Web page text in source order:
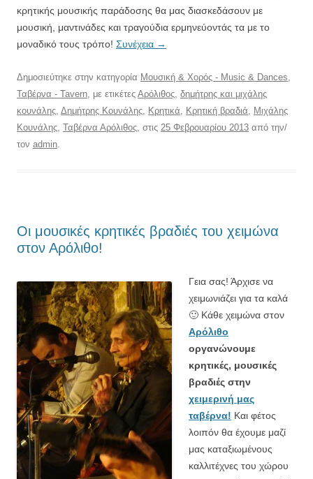
κρητικής μουσικής παράδοσης θα μας διασκεδάσουν με
μουσική, μαντινάδες και τραγούδια ερμηνεύοντάς τα με το
μοναδικό τους τρόπο! Συνέχεια →
Δημοσιεύτηκε στην κατηγορία Μουσική & Χορός - Music & Dances
Ταβέρνα - Tavern , με ετικέτες Αρόλιθος δημήτρης και μιχάλης
κουνάλης Δημήτρης Κουνάλης Κρητικά Κρητική βραδιά
Μιχάλης
Κουνάλης Ταβέρνα Αρόλιθος , στις 25 Φεβρουαρίου 2013 από την/
τον admin
Οι μουσικές κρητικές βραδιές του χειμώνα
στον Αρόλιθο!
Γεια σας! Άρχισε να
χειμωνιάζει για τα καλά
🙂 Κάθε χειμώνα στον
Αρόλιθο
οργανώνουμε
κρητικές, μουσικές
βραδιές στην
χειμερινή μας
ταβέρνα! Και φέτος
λοιπόν θα έχουμε μαζί
μας καταξιωμένους
καλλιτέχνες του χώρου